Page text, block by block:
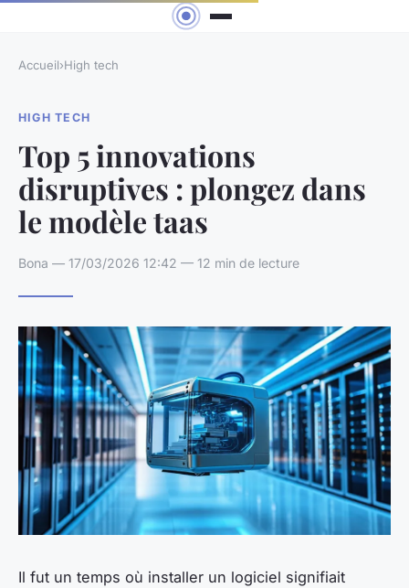
Accueil›High tech
HIGH TECH
Top 5 innovations
disruptives : plongez dans
le modèle taas
Bona — 17/03/2026 12:42 — 12 min de lecture
Il fut un temps où installer un logiciel signifiait